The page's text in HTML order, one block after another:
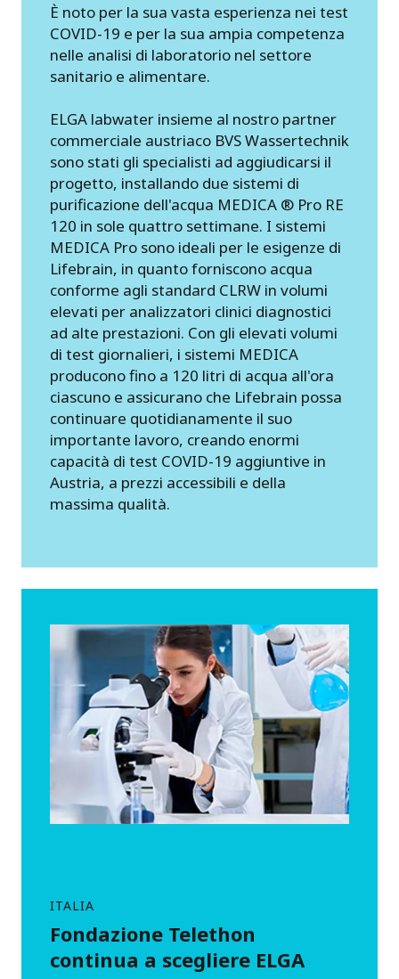
È noto per la sua vasta esperienza nei test
COVID-19 e per la sua ampia competenza
nelle analisi di laboratorio nel settore
sanitario e alimentare.
ELGA labwater insieme al nostro partner
commerciale austriaco BVS Wassertechnik
sono stati gli specialisti ad aggiudicarsi il
progetto, installando due sistemi di
purificazione dell'acqua MEDICA ® Pro RE
120 in sole quattro settimane. I sistemi
MEDICA Pro sono ideali per le esigenze di
Lifebrain, in quanto forniscono acqua
conforme agli standard CLRW in volumi
elevati per analizzatori clinici diagnostici
ad alte prestazioni. Con gli elevati volumi
di test giornalieri, i sistemi MEDICA
producono fino a 120 litri di acqua all'ora
ciascuno e assicurano che Lifebrain possa
continuare quotidianamente il suo
importante lavoro, creando enormi
capacità di test COVID-19 aggiuntive in
Austria, a prezzi accessibili e della
massima qualità.
ITALIA
Fondazione Telethon
continua a scegliere ELGA